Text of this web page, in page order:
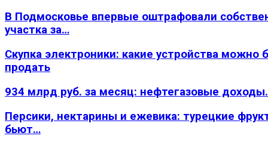
В Подмосковье впервые оштрафовали
участка за…
Скупка электроники: какие устройства можно
продать
934 млрд руб. за месяц: нефтегазовые
Персики, нектарины и ежевика: турецкие
бьют…